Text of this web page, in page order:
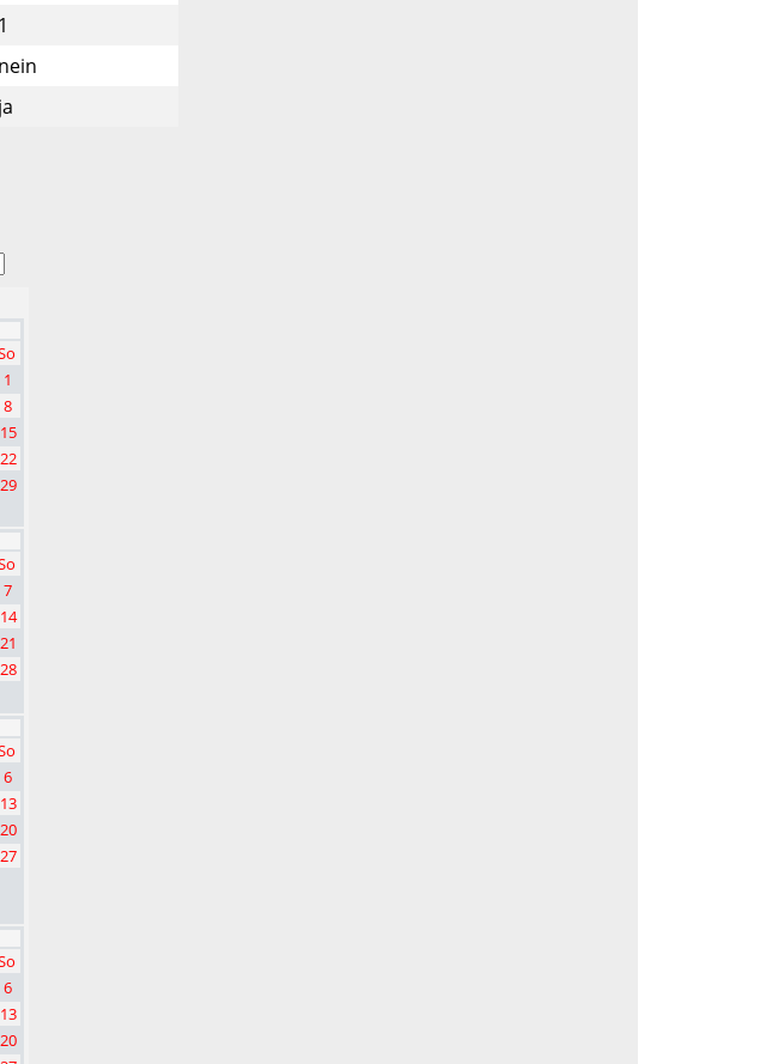
1
nein
ja
1
8
15
22
29
7
14
21
28
6
13
20
27
6
13
20